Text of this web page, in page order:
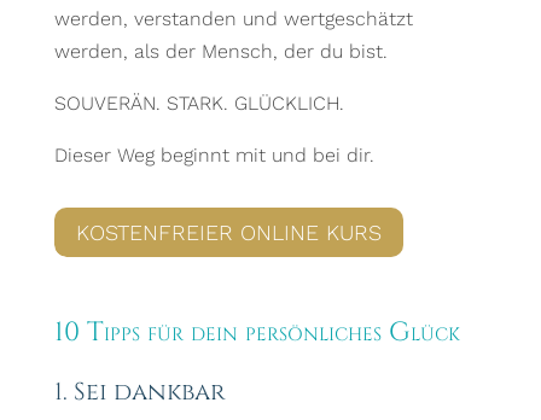
werden, verstanden und wertgeschätzt
werden, als der Mensch, der du bist.
SOUVERÄN. STARK. GLÜCKLICH.
Dieser Weg beginnt mit und bei dir.
KOSTENFREIER ONLINE KURS
10 Tipps für dein persönliches Glück
1. Sei dankbar